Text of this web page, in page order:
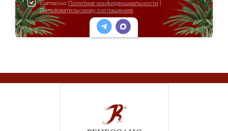
согласно Политике конфиденциальности
Пользовательскому соглашению